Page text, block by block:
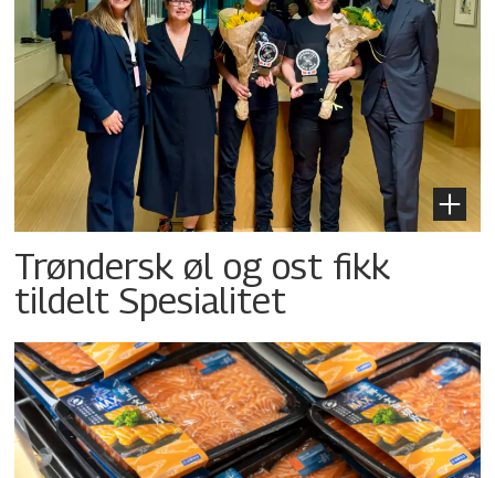
Trøndersk øl og ost fikk
tildelt Spesialitet